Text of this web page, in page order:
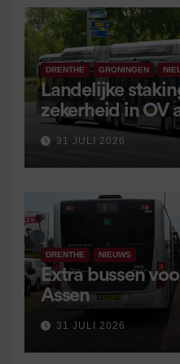
DRENTHE GRONINGEN
Landelijke
zekerheid in OV
voor 9
31 JULI 2026
DRENTHE NIEUWS
Extra bussen
Assen
31 JULI 2026